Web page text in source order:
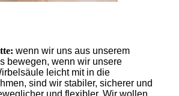
wenn wir uns aus unserem
bewegen, wenn wir unsere
leicht mit in die
sind wir stabiler, sicherer und
und flexibler. Wir wollen